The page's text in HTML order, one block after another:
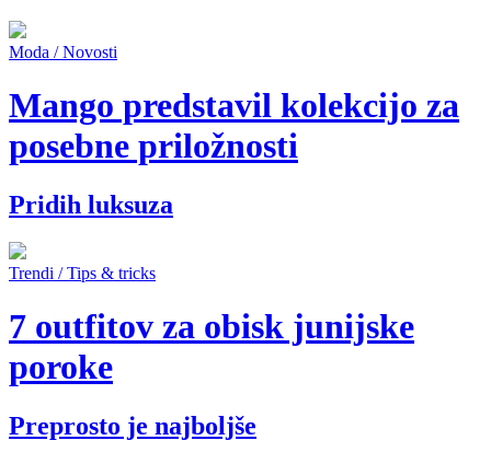
Moda / Novosti
Mango predstavil kolekcijo za
posebne priložnosti
Pridih luksuza
Trendi / Tips & tricks
7 outfitov za obisk junijske
poroke
Preprosto je najboljše